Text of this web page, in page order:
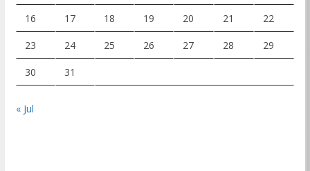
16 17 18 19 20 21 22
23 24 25 26 27 28 29
30 31
« Jul